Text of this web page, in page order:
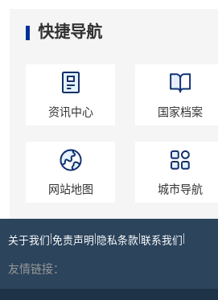
快捷导航
资讯中心 国家档案
网站地图 城市导航
关于我们 免责声明 隐私条款 联系我们
友情链接：